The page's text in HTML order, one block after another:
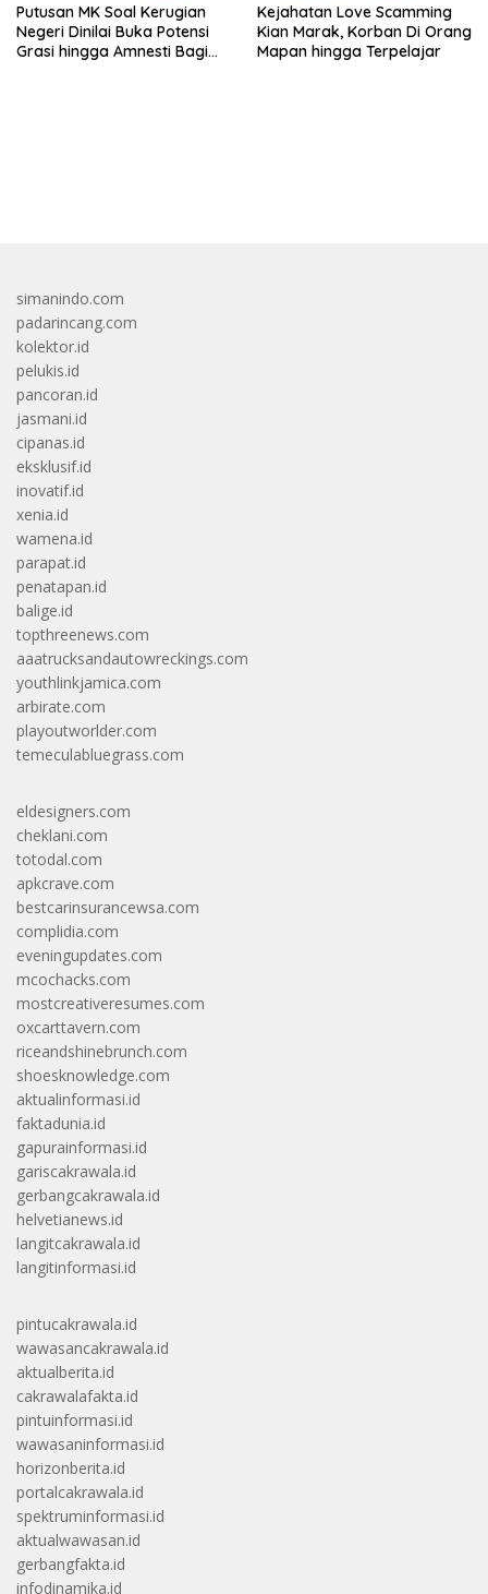
Putusan MK Soal Kerugian
Negeri Dinilai Buka Potensi
Grasi hingga Amnesti Bagi
Kejahatan Love Scamming
Kian Marak, Korban Di Orang
Mapan hingga Terpelajar
simanindo.com
padarincang.com
kolektor.id
pelukis.id
pancoran.id
jasmani.id
cipanas.id
eksklusif.id
inovatif.id
xenia.id
wamena.id
parapat.id
penatapan.id
balige.id
topthreenews.com
aaatrucksandautowreckings.com
youthlinkjamica.com
arbirate.com
playoutworlder.com
temeculabluegrass.com
eldesigners.com
cheklani.com
totodal.com
apkcrave.com
bestcarinsurancewsa.com
complidia.com
eveningupdates.com
mcochacks.com
mostcreativeresumes.com
oxcarttavern.com
riceandshinebrunch.com
shoesknowledge.com
aktualinformasi.id
faktadunia.id
gapurainformasi.id
gariscakrawala.id
gerbangcakrawala.id
helvetianews.id
langitcakrawala.id
langitinformasi.id
pintucakrawala.id
wawasancakrawala.id
aktualberita.id
cakrawalafakta.id
pintuinformasi.id
wawasaninformasi.id
horizonberita.id
portalcakrawala.id
spektruminformasi.id
aktualwawasan.id
gerbangfakta.id
infodinamika.id